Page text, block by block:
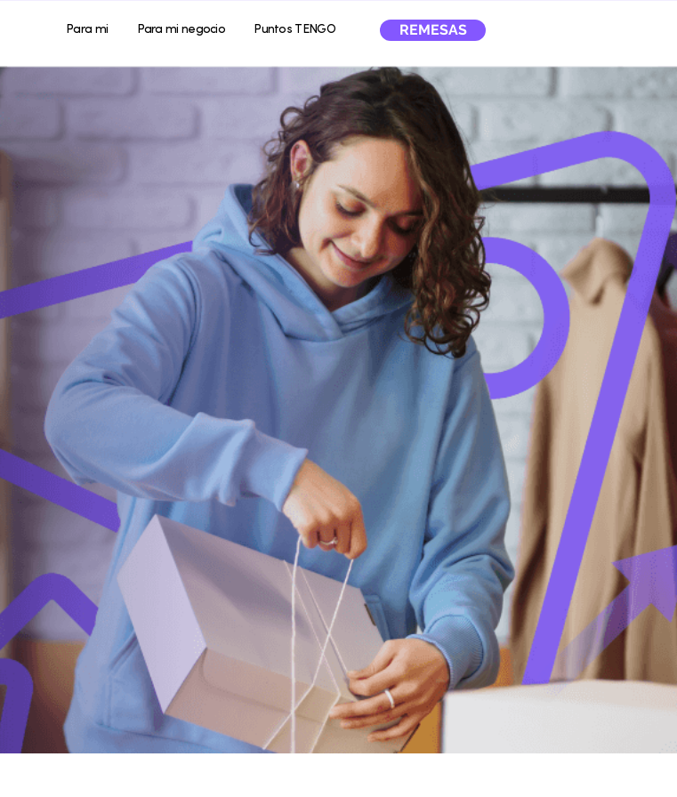
Para mi Para mi negocio Puntos TENGO REMESAS